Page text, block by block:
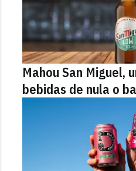
Mahou San Miguel,
bebidas de nula o